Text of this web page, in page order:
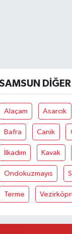
DIĞER
Alaçam Asarcık
Bafra Canik
İlkadım Kavak
Ondokuzmayıs
Terme